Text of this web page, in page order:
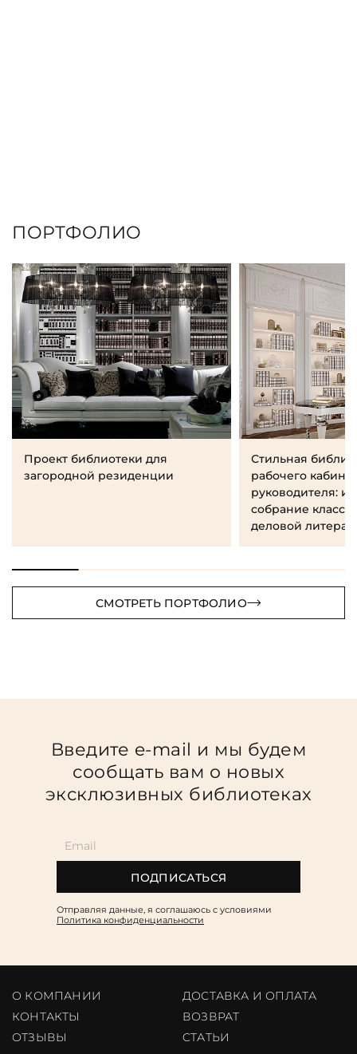
ПОРТФОЛИО
Проект библиотеки для
загородной резиденции
Стильная
рабочего
руководителя:
собрание
деловой
СМОТРЕТЬ ПОРТФОЛИО
Введите e-mail и мы будем
сообщать вам о новых
эксклюзивных библиотеках
ПОДПИСАТЬСЯ
Отправляя данные, я соглашаюсь c условиями
Политика конфиденциальности
О КОМПАНИИ
ДОСТАВКА И ОПЛАТА
КОНТАКТЫ
ВОЗВРАТ
ОТЗЫВЫ
CТАТЬИ